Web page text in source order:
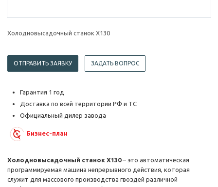
Холодновысадочный станок X130
ОТПРАВИТЬ ЗАЯВКУ ЗАДАТЬ ВОПРОС
Гарантия 1 год
Доставка по всей территории РФ и ТС
Официальный дилер завода
Бизнес-план
Холодновысадочный станок X130– это автоматическая
программируемая машина непрерывного действия, которая
служит для массового производства гвоздей различной